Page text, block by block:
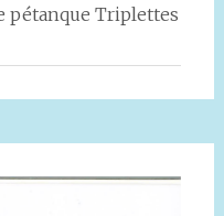
pétanque Triplettes